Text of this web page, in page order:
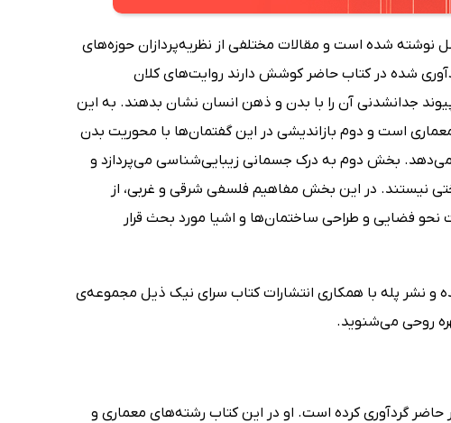
شده است و مقالات مختلفی از نظریه‌پردازان حوزه‌های
شده در کتاب حاضر کوشش دارند روایت‌های کلان
پیوند جدانشدنی آن را با بدن و ذهن انسان نشان بدهند. به این
است و دوم بازاندیشی در این گفتمان‌ها با محوریت بدن
می‌دهد. بخش دوم به درک جسمانی زیبایی‌شناسی می‌پردازد و
نیستند. در این بخش مفاهیم فلسفی شرقی و غربی، از
نحو فضایی و طراحی ساختمان‌ها و اشیا مورد بحث قرار
و نشر پله با همکاری انتشارات کتاب سرای نیک ذیل مجموعه‌ی
روحی می‌شنوید.
حاضر گردآوری کرده است. او در این کتاب رشته‌های معماری و